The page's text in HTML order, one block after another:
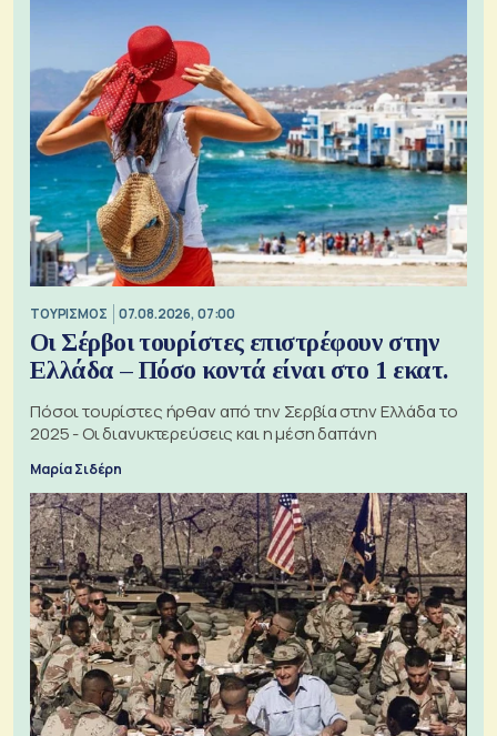
ΤΟΥΡΙΣΜΟΣ 07.08.2026, 07:00
Οι Σέρβοι τουρίστες επιστρέφουν στην
Ελλάδα – Πόσο κοντά είναι στο 1 εκατ.
Πόσοι τουρίστες ήρθαν από την Σερβία στην Ελλάδα το
2025 - Οι διανυκτερεύσεις και η μέση δαπάνη
Μαρία Σιδέρη